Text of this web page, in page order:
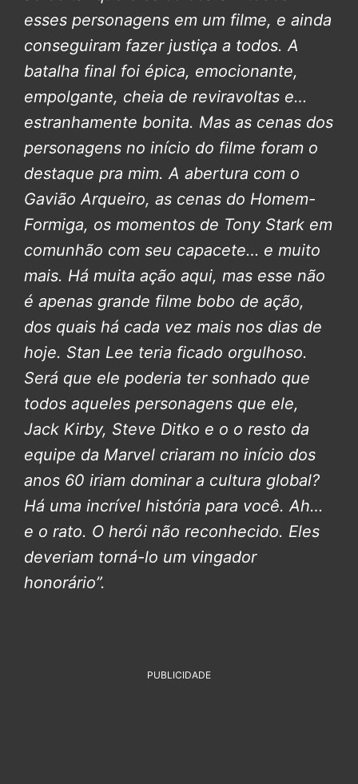
esses personagens em um filme, e ainda
conseguiram fazer justiça a todos. A
batalha final foi épica, emocionante,
empolgante, cheia de reviravoltas e…
estranhamente bonita. Mas as cenas dos
personagens no início do filme foram o
destaque pra mim. A abertura com o
Gavião Arqueiro, as cenas do Homem-
Formiga, os momentos de Tony Stark em
comunhão com seu capacete… e muito
mais. Há muita ação aqui, mas esse não
é apenas grande filme bobo de ação,
dos quais há cada vez mais nos dias de
hoje. Stan Lee teria ficado orgulhoso.
Será que ele poderia ter sonhado que
todos aqueles personagens que ele,
Jack Kirby, Steve Ditko e o o resto da
equipe da Marvel criaram no início dos
anos 60 iriam dominar a cultura global?
Há uma incrível história para você. Ah…
e o rato. O herói não reconhecido. Eles
deveriam torná-lo um vingador
honorário”.
PUBLICIDADE